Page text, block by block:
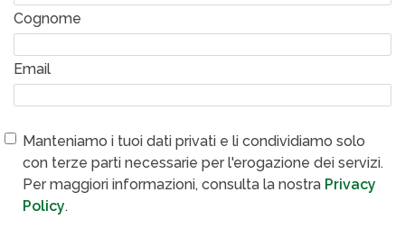
Cognome
Email
Manteniamo i tuoi dati privati e li condividiamo solo
con terze parti necessarie per l'erogazione dei servizi.
Per maggiori informazioni, consulta la nostra Privacy
Policy.